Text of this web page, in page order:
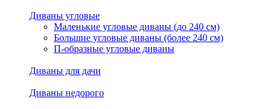
Диваны угловые
Маленькие угловые диваны (до 240 см)
Большие угловые диваны (более 240 см)
П-образные угловые диваны
Диваны для дачи
Диваны недорого